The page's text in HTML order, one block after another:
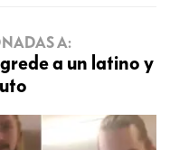
A:
a un latino y